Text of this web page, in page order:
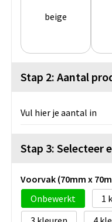
beige
Stap 2: Aantal
Vul hier je aantal in
Stap 3: Selecteer
Voorvak (70mm x
Onbewerkt
1